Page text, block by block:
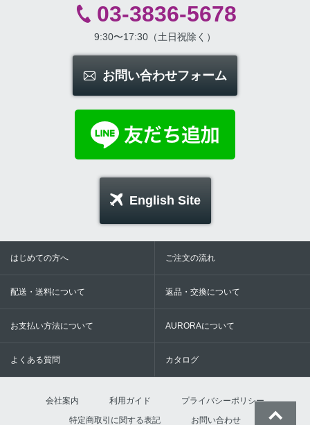
03-3836-5678
9:30〜17:30（土日祝除く）
お問い合わせフォーム
English Site
はじめての方へ ご注文の流れ
配送・送料について 返品・交換について
お支払い方法について AURORAについて
よくある質問 カタログ
会社案内 利用ガイド
プライバシーポリシー
特定商取引に関する表記
お問い合わせ